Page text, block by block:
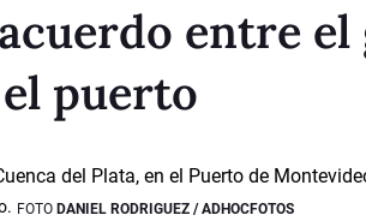
entre
puerto
FOTO DANIEL RODRIGUEZ / ADHOCFOTOS